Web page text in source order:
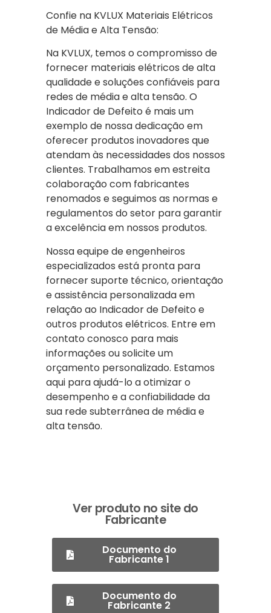
Confie na KVLUX Materiais Elétricos
de Média e Alta Tensão:
Na KVLUX, temos o compromisso de
fornecer materiais elétricos de alta
qualidade e soluções confiáveis para
redes de média e alta tensão. O
Indicador de Defeito é mais um
exemplo de nossa dedicação em
oferecer produtos inovadores que
atendam às necessidades dos nossos
clientes. Trabalhamos em estreita
colaboração com fabricantes
renomados e seguimos as normas e
regulamentos do setor para garantir
a excelência em nossos produtos.
Nossa equipe de engenheiros
especializados está pronta para
fornecer suporte técnico, orientação
e assistência personalizada em
relação ao Indicador de Defeito e
outros produtos elétricos. Entre em
contato conosco para mais
informações ou solicite um
orçamento personalizado. Estamos
aqui para ajudá-lo a otimizar o
desempenho e a confiabilidade da
sua rede subterrânea de média e
alta tensão.
Ver produto no site do
Fabricante
Documento do
Fabricante 1
Documento do
Fabricante 2